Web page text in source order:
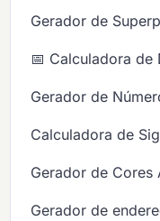
Gerador de
📅 Calculadora de
Gerador de
Calculadora de
Gerador de Cores
Gerador de